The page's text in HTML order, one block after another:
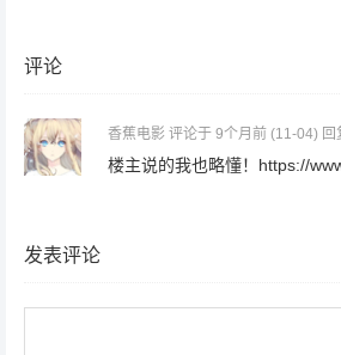
评论
香蕉电影 评论于 9个月前 (11-04) 回
楼主说的我也略懂！https://
发表评论